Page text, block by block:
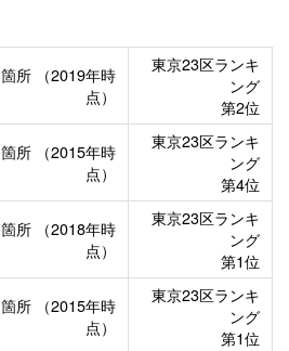
箇所
（2019年時
点）
東京23区ランキ
ング
第2位
箇所
（2015年時
点）
東京23区ランキ
ング
第4位
箇所
（2018年時
点）
東京23区ランキ
ング
第1位
箇所
（2015年時
点）
東京23区ランキ
ング
第1位